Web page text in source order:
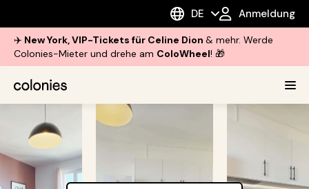
DE Anmeldung
✈️ New York, VIP-Tickets für Celine Dion & mehr. Werde
Colonies-Mieter und drehe am ColoWheel! 🎁